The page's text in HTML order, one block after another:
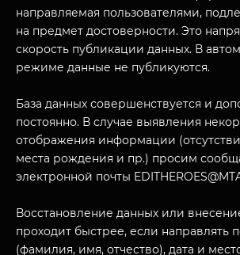
НАЗАД
направляемая пользователями,
на предмет достоверности. Это
скорость публикации данных. В
режиме данные не публикуются.
База данных совершенствуется и
постоянно. В случае выявления
отображения информации
места рождения и пр.) просим
электронной почты
Восстановление данных или
проходит быстрее, если
(фамилия, имя, отчество), дата и